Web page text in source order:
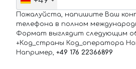
Пожалуйста, напишите Ваш
телефона в полном
Формат выглядит следующим
+Код_страны Код_оператора
Например, +49 176 22366899